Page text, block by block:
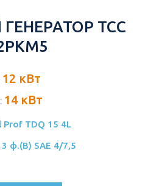
ТСС
12 кВт
14 кВт
Prof TDQ 15 4L
3 ф.(B) SAE 4/7,5